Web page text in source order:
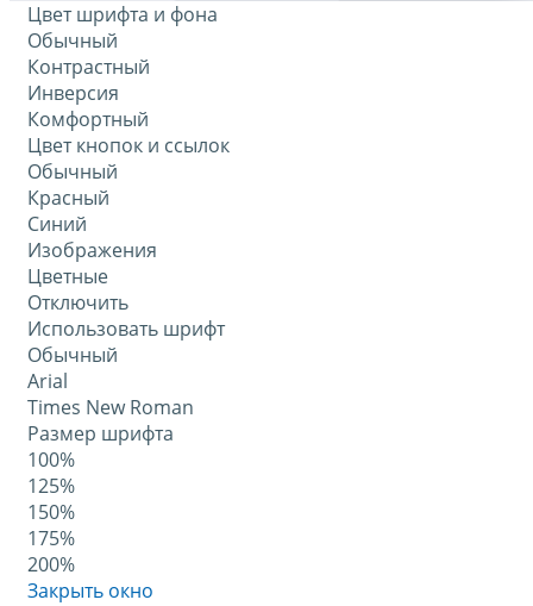
Цвет шрифта и фона
Обычный
Контрастный
Инверсия
Комфортный
Цвет кнопок и ссылок
Обычный
Красный
Синий
Изображения
Цветные
Отключить
Использовать шрифт
Обычный
Arial
Times New Roman
Размер шрифта
100%
125%
150%
175%
200%
Закрыть окно